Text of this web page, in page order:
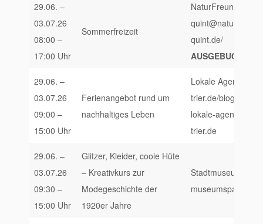
29.06. –
03.07.26
08:00 –
17:00 Uhr
Sommerfreizeit
NaturFreunde
quint.de/
AUSGEBUCHT!
29.06. –
03.07.26
09:00 –
15:00 Uhr
Ferienangebot rund um
nachhaltiges Leben
Lokale Agenda
trier.de/blog/2026/
lokale-agenda-21-
trier.de
29.06. –
03.07.26
09:30 –
15:00 Uhr
Glitzer, Kleider, coole Hüte
– Kreativkurs zur
Modegeschichte der
1920er Jahre
Stadtmuseum